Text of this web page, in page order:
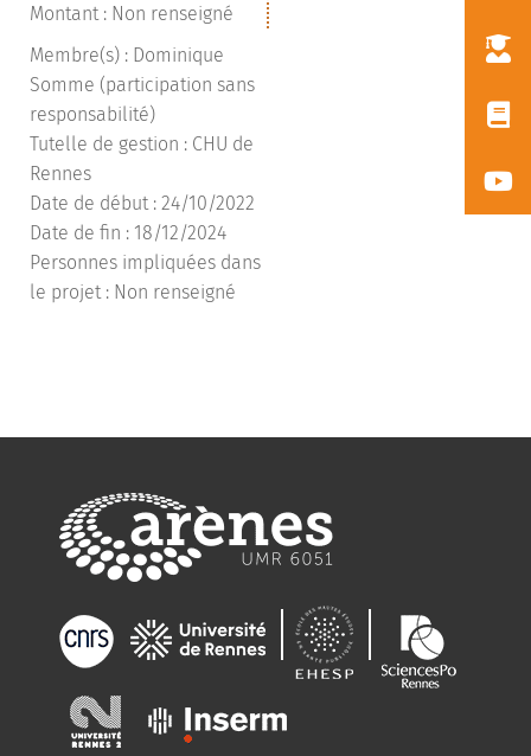
Montant : Non renseigné
Membre(s) : Dominique
Somme (participation sans
responsabilité)
Tutelle de gestion : CHU de
Rennes
Date de début : 24/10/2022
Date de fin : 18/12/2024
Personnes impliquées dans
le projet : Non renseigné